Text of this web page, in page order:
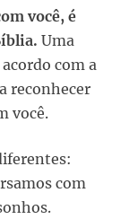
você, é
Uma
com a
reconhecer
você.
com